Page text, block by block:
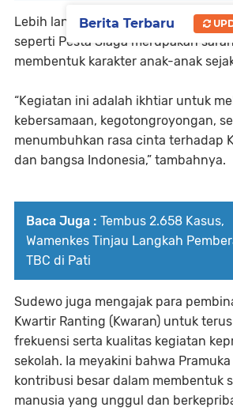
Lebih lanjut, ia menekankan bahwa
seperti Pesta Siaga merupakan
membentuk karakter anak-anak
“Kegiatan ini adalah ikhtiar untuk
kebersamaan, kegotongroyongan,
menumbuhkan rasa cinta terhadap
dan bangsa Indonesia,” tambahnya.
Baca Juga : Tembus 2.658 Kasus,
Wamenkes Tinjau Langkah
TBC di Pati
Sudewo juga mengajak para
Kwartir Ranting (Kwaran) untuk
frekuensi serta kualitas kegiatan
sekolah. Ia meyakini bahwa
kontribusi besar dalam membentuk
manusia yang unggul dan
Berita Terbaru